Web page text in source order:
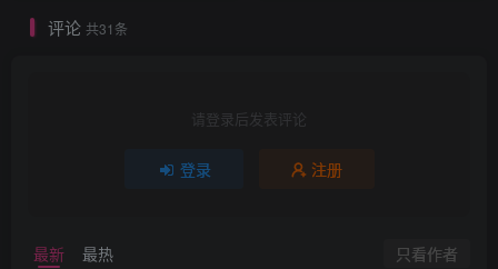
评论 共31条
请登录后发表评论
登录 注册
最新 最热 只看作者